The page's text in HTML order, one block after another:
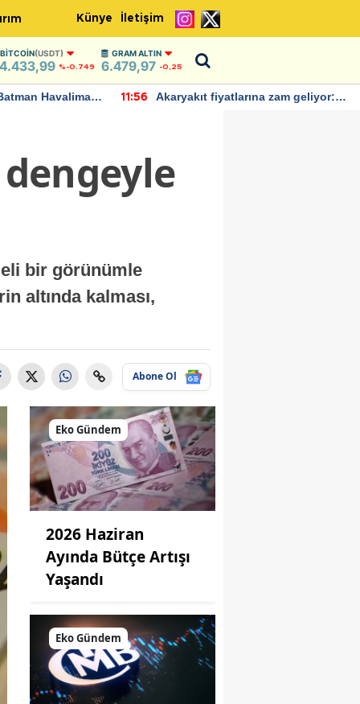
Künye İletişim
BITCOIN(USDT)
%-0.749
GRAM ALTIN
6.479,97 -0,25
Havalimanı
11:56
Akaryakıt fiyatlarına zam geliyor:
bir görünümle
altında kalması,
Abone Ol
Eko Gündem
2026 Haziran
Ayında Bütçe Artışı
Yaşandı
Eko Gündem